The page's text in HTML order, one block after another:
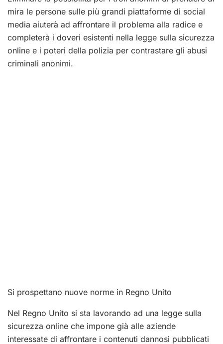
mira le persone sulle più grandi piattaforme di social
media aiuterà ad affrontare il problema alla radice e
completerà i doveri esistenti nella legge sulla sicurezza
online e i poteri della polizia per contrastare gli abusi
criminali anonimi.
Si prospettano nuove norme in Regno Unito
Nel Regno Unito si sta lavorando ad una legge sulla
sicurezza online che impone già alle aziende
interessate di affrontare i contenuti dannosi pubblicati